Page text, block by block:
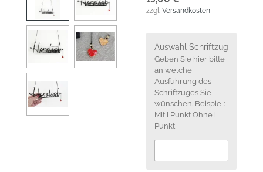
zzgl. Versandkosten
Auswahl Schriftzug
Geben Sie hier bitte
an welche
Ausführung des
Schriftzuges Sie
wünschen. Beispiel:
Mit i Punkt Ohne i
Punkt